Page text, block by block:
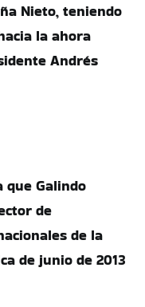
Nieto, teniendo
la ahora
Andrés
que Galindo
de
de la
de junio de 2013